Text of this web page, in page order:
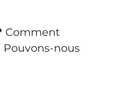
Comment
nous